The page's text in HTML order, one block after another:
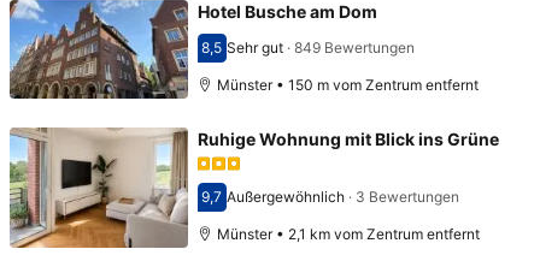
Hotel Busche am Dom
Bewertet mit 8,5
8,5 Sehr gut· 849 Bewertungen
Münster • 150 m vom Zentrum entfernt
Ruhige Wohnung mit Blick ins Grüne
Bewertet mit 9,7
9,7 Außergewöhnlich· 3 Bewertungen
Münster • 2,1 km vom Zentrum entfernt